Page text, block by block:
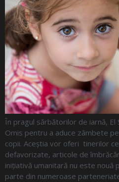
În pragul sărbătorilor de iarnă, El
Omis pentru a aduce zâmbete
copii. Aceștia vor oferi tinerilor
defavorizate, articole de
inițiativă umanitară nu este nouă
parte din numeroase